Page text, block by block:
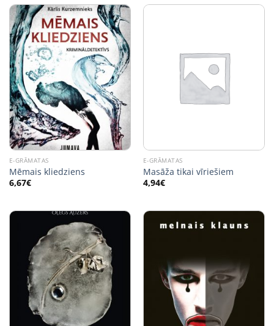
E-GRĀMATAS
Mēmais kliedziens
6,67€
E-GRĀMATAS
Masāža tikai vīriešiem
4,94€